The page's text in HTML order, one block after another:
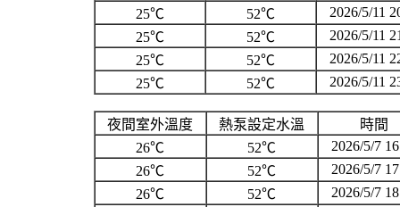
25℃ 52℃
2026/5/11
25℃
52℃
2026/5/11
25℃
52℃
2026/5/11
25℃
52℃ 2026/5/11
夜間室外溫度 熱泵設定水溫
時間
26℃
52℃
2026/5/7
26℃
52℃
2026/5/7
26℃
52℃
2026/5/7